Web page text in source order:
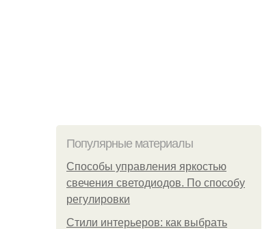
Популярные материалы
Способы управления яркостью
свечения светодиодов. По способу
регулировки
Стили интерьеров: как выбрать